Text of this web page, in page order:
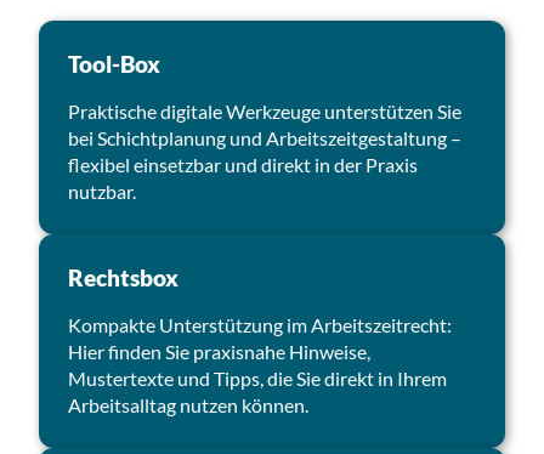
Tool-Box
Praktische digitale Werkzeuge unterstützen Sie
bei Schichtplanung und Arbeitszeitgestaltung –
flexibel einsetzbar und direkt in der Praxis
nutzbar.
Rechtsbox
Kompakte Unterstützung im Arbeitszeitrecht:
Hier finden Sie praxisnahe Hinweise,
Mustertexte und Tipps, die Sie direkt in Ihrem
Arbeitsalltag nutzen können.